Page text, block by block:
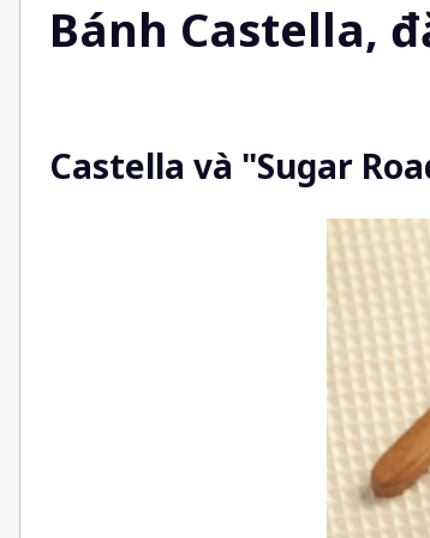
Bánh Castella,
Castella và "Sugar